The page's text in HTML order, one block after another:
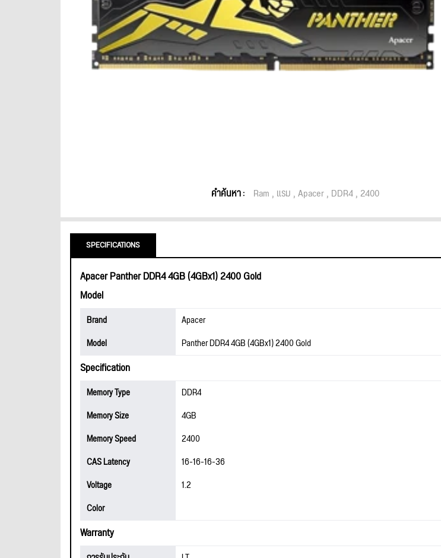
คำค้นหา : Ram แรม Apacer DDR4 2400
SPECIFICATIONS
Apacer Panther DDR4 4GB (4GBx1) 2400 Gold
Model
Brand
Apacer
Model
Panther DDR4 4GB (4GBx1) 2400 Gold
Specification
Memory Type
DDR4
Memory Size
4GB
Memory Speed
2400
CAS Latency
16-16-16-36
Voltage
1.2
Color
Warranty